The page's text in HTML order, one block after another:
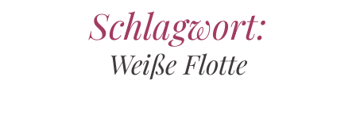
Schlagwort:
Weiße Flotte